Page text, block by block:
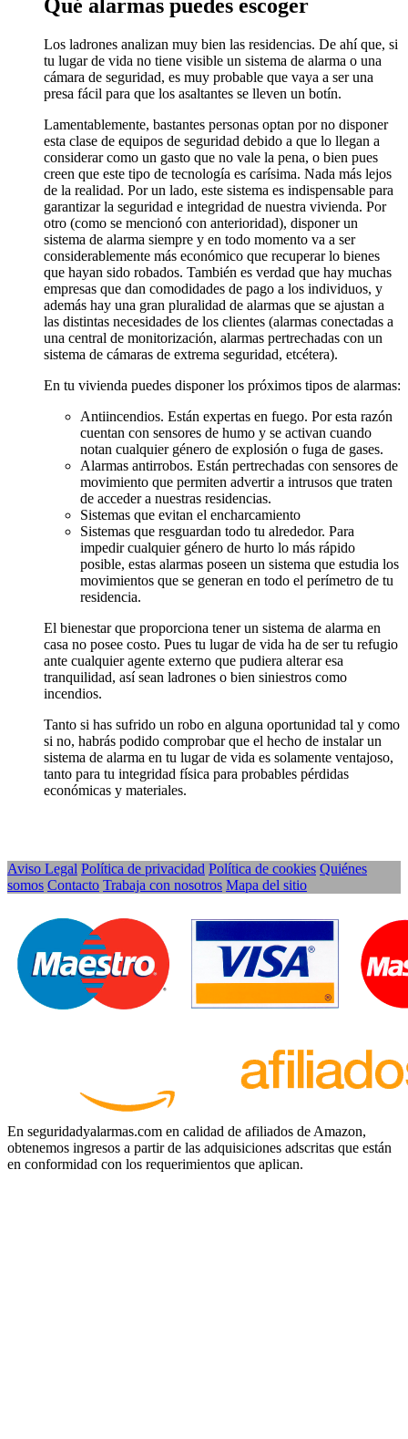
Qué alarmas puedes escoger
Los ladrones analizan muy bien las residencias. De ahí que, si
tu lugar de vida no tiene visible un sistema de alarma o una
cámara de seguridad, es muy probable que vaya a ser una
presa fácil para que los asaltantes se lleven un botín.
Lamentablemente, bastantes personas optan por no disponer
esta clase de equipos de seguridad debido a que lo llegan a
considerar como un gasto que no vale la pena, o bien pues
creen que este tipo de tecnología es carísima. Nada más lejos
de la realidad. Por un lado, este sistema es indispensable para
garantizar la seguridad e integridad de nuestra vivienda. Por
otro (como se mencionó con anterioridad), disponer un
sistema de alarma siempre y en todo momento va a ser
considerablemente más económico que recuperar lo bienes
que hayan sido robados. También es verdad que hay muchas
empresas que dan comodidades de pago a los individuos, y
además hay una gran pluralidad de alarmas que se ajustan a
las distintas necesidades de los clientes (alarmas conectadas a
una central de monitorización, alarmas pertrechadas con un
sistema de cámaras de extrema seguridad, etcétera).
En tu vivienda puedes disponer los próximos tipos de alarmas:
Antiincendios. Están expertas en fuego. Por esta razón
cuentan con sensores de humo y se activan cuando
notan cualquier género de explosión o fuga de gases.
Alarmas antirrobos. Están pertrechadas con sensores de
movimiento que permiten advertir a intrusos que traten
de acceder a nuestras residencias.
Sistemas que evitan el encharcamiento
Sistemas que resguardan todo tu alrededor. Para
impedir cualquier género de hurto lo más rápido
posible, estas alarmas poseen un sistema que estudia los
movimientos que se generan en todo el perímetro de tu
residencia.
El bienestar que proporciona tener un sistema de alarma en
casa no posee costo. Pues tu lugar de vida ha de ser tu refugio
ante cualquier agente externo que pudiera alterar esa
tranquilidad, así sean ladrones o bien siniestros como
incendios.
Tanto si has sufrido un robo en alguna oportunidad tal y como
si no, habrás podido comprobar que el hecho de instalar un
sistema de alarma en tu lugar de vida es solamente ventajoso,
tanto para tu integridad física para probables pérdidas
económicas y materiales.
Aviso Legal Política de privacidad Política de cookies Quiénes
somos Contacto Trabaja con nosotros Mapa del sitio
En seguridadyalarmas.com en calidad de afiliados de Amazon,
obtenemos ingresos a partir de las adquisiciones adscritas que están
en conformidad con los requerimientos que aplican.